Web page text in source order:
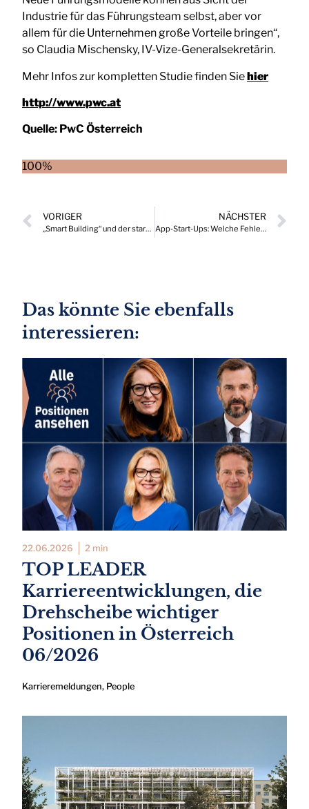
Industrie für das Führungsteam selbst, aber vor
allem für die Unternehmen große Vorteile bringen“,
so Claudia Mischensky, IV-Vize-Generalsekretärin.
Mehr Infos zur kompletten Studie finden Siehier
http://www.pwc.at
Quelle: PwC Österreich
100%
VORIGER
„Smart Building“ und der starke Einfluss auf die Klimapolitik
NÄCHSTER
App-Start-Ups: Welche Fehler bei der Gründung zu einem frühen Aus führen
Das könnte Sie ebenfalls
interessieren:
22.06.2026 2 min
TOP LEADER
Karriereentwicklungen, die
Drehscheibe wichtiger
Positionen in Österreich
06/2026
Karrieremeldungen, People